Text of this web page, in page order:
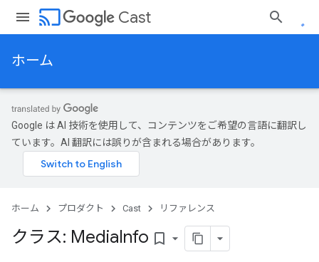
cast Cast
ホーム
Google は AI 技術を使用して、コンテンツをご希望の言語に翻訳し
ています。AI 翻訳には誤りが含まれる場合があります。
ホーム プロダクト Cast リファレンス
クラス: MediaInfo bookmark_border